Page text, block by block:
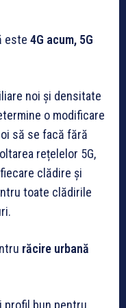
este 4G acum, 5G
noi și densitate
o modificare
să se facă fără
rețelelor 5G,
clădire și
toate clădirile
răcire urbană
profil bun pentru